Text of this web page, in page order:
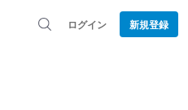
ログイン 新規登録